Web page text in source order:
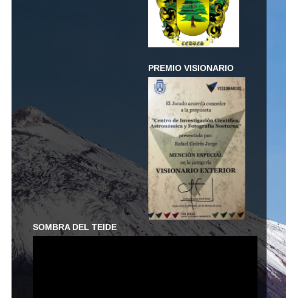
PREMIO VISIONARIO
SOMBRA DEL TEIDE